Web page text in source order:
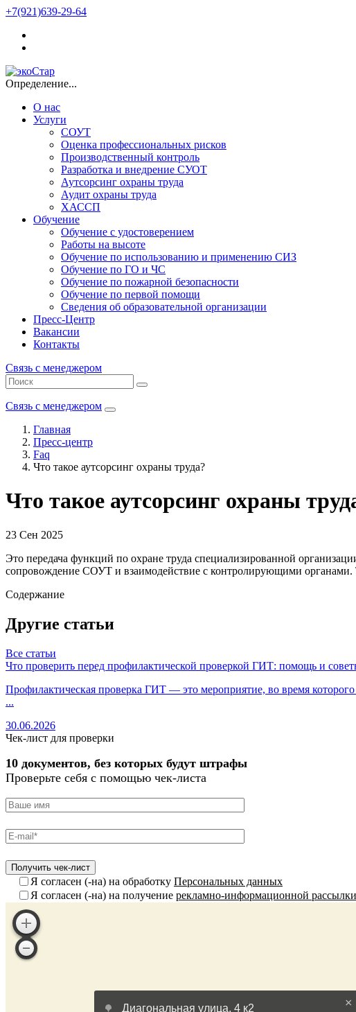
+7(921)639-29-64
Определение...
О нас
Услуги
СОУТ
Оценка профессиональных рисков
Производственный контроль
Разработка и внедрение СУОТ
Аутсорсинг охраны труда
Аудит охраны труда
ХАССП
Обучение
Обучение с удостоверением
Работы на высоте
Обучение по использованию и применению СИЗ
Обучение по ГО и ЧС
Обучение по пожарной безопасности
Обучение по первой помощи
Сведения об образовательной организации
Пресс-Центр
Вакансии
Контакты
Связь с менеджером
Связь с менеджером
Главная
Пресс-центр
Faq
Что такое аутсорсинг охраны труда?
Что такое аутсорсинг охраны
23 Сен 2025
Это передача функций по охране труда специализированной
сопровождение СОУТ и взаимодействие с контролирующими органами.
Содержание
Другие статьи
Все статьи
Что проверить перед профилактической проверкой ГИТ: помощь и
Профилактическая проверка ГИТ — это мероприятие, во время которого
...
30.06.2026
Чек-лист для проверки
10 документов, без которых будут штрафы
Проверьте себя с помощью чек-листа
Я согласен (-на) на обработку Персональных данных
Я согласен (-на) на получение рекламно-информационной рассылки